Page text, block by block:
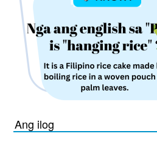
Ang ilog